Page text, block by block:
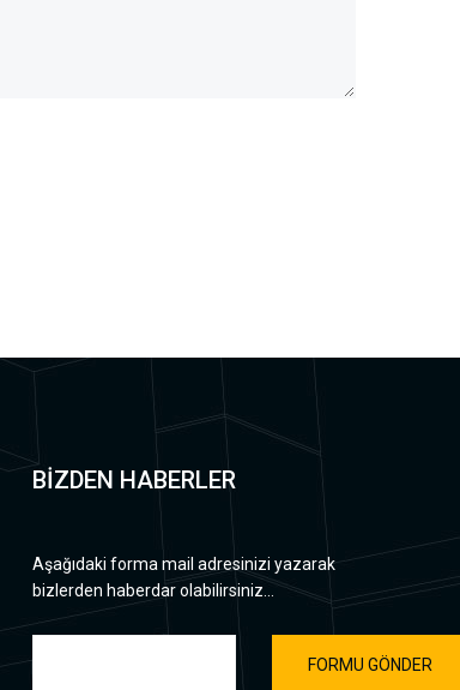
BİZDEN HABERLER
Aşağıdaki forma mail adresinizi yazarak
bizlerden haberdar olabilirsiniz...